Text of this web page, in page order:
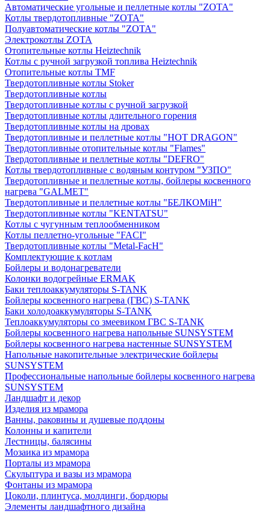
Автоматические угольные и пеллетные котлы "ZOTA"
Котлы твердотопливные "ZOTA"
Полуавтоматические котлы "ZOTA"
Электрокотлы ZOTA
Отопительные котлы Heiztechnik
Котлы с ручной загрузкой топлива Heiztechnik
Отопительные котлы TMF
Твердотопливные котлы Stoker
Твердотопливные котлы
Твердотопливные котлы с ручной загрузкой
Твердотопливные котлы длительного горения
Твердотопливные котлы на дровах
Твердотопливные и пеллетные котлы "HOT DRAGON"
Твердотопливные отопительные котлы "Flames"
Твердотопливные и пеллетные котлы "DEFRO"
Котлы твердотопливные с водяным контуром "УЗПО"
Твердотопливные и пеллетные котлы, бойлеры косвенного
нагрева "GALMET"
Твердотопливные и пеллетные котлы "БЕЛКОМiН"
Твердотопливные котлы "KENTATSU"
Котлы с чугунным теплообменником
Котлы пеллетно-угольные "FACI"
Твердотопливные котлы "Metal-FacH"
Комплектующие к котлам
Бойлеры и водонагреватели
Колонки водогрейные ERMAK
Баки теплоаккумуляторы S-TANK
Бойлеры косвенного нагрева (ГВС) S-TANK
Баки холодоаккумуляторы S-TANK
Теплоаккумуляторы со змеевиком ГВС S-TANK
Бойлеры косвенного нагрева напольные SUNSYSTEM
Бойлеры косвенного нагрева настенные SUNSYSTEM
Напольные накопительные электрические бойлеры
SUNSYSTEM
Профессиональные напольные бойлеры косвенного нагрева
SUNSYSTEM
Ландшафт и декор
Изделия из мрамора
Ванны, раковины и душевые поддоны
Колонны и капители
Лестницы, балясины
Мозаика из мрамора
Порталы из мрамора
Скульптура и вазы из мрамора
Фонтаны из мрамора
Цоколи, плинтуса, молдинги, бордюры
Элементы ландшафтного дизайна